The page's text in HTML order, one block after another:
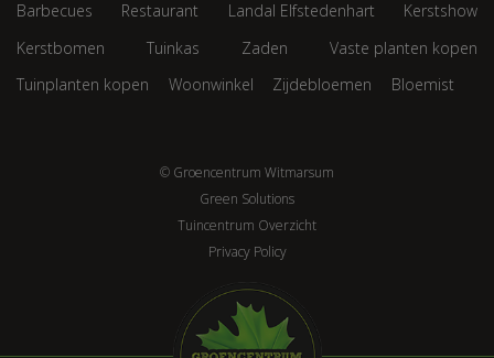
Barbecues Restaurant Landal Elfstedenhart
Kerstshow
Kerstbomen
Tuinkas Zaden
Vaste planten kopen
Tuinplanten kopen
Woonwinkel Zijdebloemen Bloemist
© Groencentrum Witmarsum
Green Solutions
Tuincentrum Overzicht
Privacy Policy